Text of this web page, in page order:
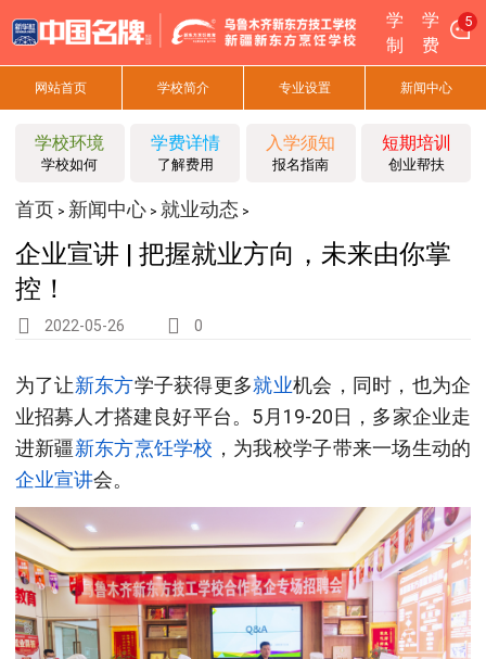
学
制
学
费
5
网站首页 学校简介 专业设置 新闻中心
学校环境
学校如何
学费详情
了解费用
入学须知
报名指南
短期培训
创业帮扶
首页 > 新闻中心> 就业动态 >
企业宣讲 | 把握就业方向，未来由你掌
控！
2022-05-26 0
为了让新东方学子获得更多就业机会，同时，也为企
业招募人才搭建良好平台。 5月19-20日，多家企业走
进新疆新东方烹饪学校 ，为我校学子带来一场生动的
企业宣讲会。